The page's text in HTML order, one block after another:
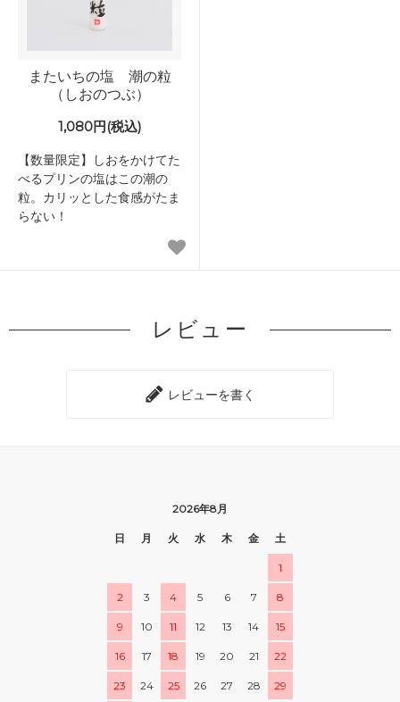
またいちの塩 潮の粒
（しおのつぶ）
1,080円(税込)
【数量限定】しおをかけてた
べるプリンの塩はこの潮の
粒。カリッとした食感がたま
らない！
レビュー
レビューを書く
2026年8月
日 月 火 水 木 金 土
1
2 3 4 5 6 7 8
9 10 11 12 13 14 15
16 17 18 19 20 21 22
23 24 25 26 27 28 29